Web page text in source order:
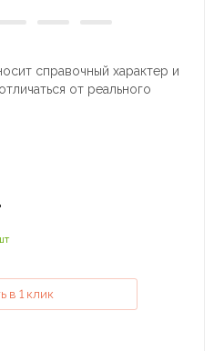
справочный характер и
от реального
в 1 клик